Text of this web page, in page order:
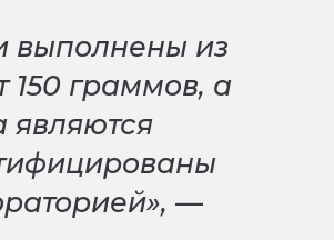
выполнены из
150 граммов, а
являются
—